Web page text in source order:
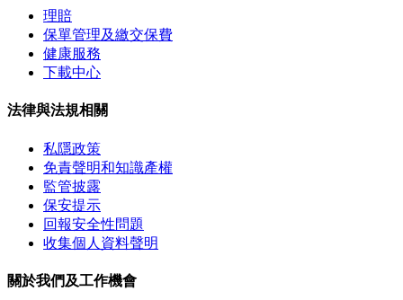
理賠
保單管理及繳交保費
健康服務
下載中心
法律與法規相關
私隱政策
免責聲明和知識產權
監管披露
保安提示
回報安全性問題
收集個人資料聲明
關於我們及工作機會